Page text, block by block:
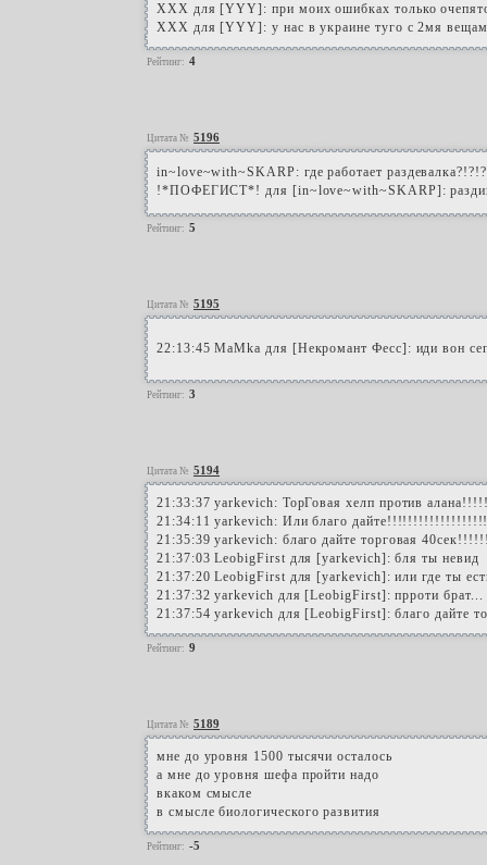
XXX для [YYY]: при моих ошибках только
XXX для [YYY]: у нас в украине туго с 2мя
Рейтинг: 4
Цитата № 5196
in~love~with~SKARP: где работает
!*ПОФЕГИСТ*! для [in~love~with~SKARP]:
Рейтинг: 5
Цитата № 5195
22:13:45 MaMka для [Некромант Фесс]: иди вон
Рейтинг: 3
Цитата № 5194
21:33:37 yarkevich: ТорГовая хелп против
21:34:11 yarkevich: Или благо
21:35:39 yarkevich: благо дайте торговая
21:37:03 LeobigFirst для [yarkevich]: бля ты невид
21:37:20 LeobigFirst для [yarkevich]: или где ты
21:37:32 yarkevich для [LeobigFirst]: прроти брат...
21:37:54 yarkevich для [LeobigFirst]: благо
Рейтинг: 9
Цитата № 5189
мне до уровня 1500 тысячи осталось
а мне до уровня шефа пройти надо
вкаком смысле
в смысле биологического развития
Рейтинг: -5